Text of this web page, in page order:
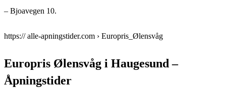
– Bjoavegen 10.
https:// alle-apningstider.com › Europris_Ølensvåg
Europris Ølensvåg i Haugesund –
Åpningstider